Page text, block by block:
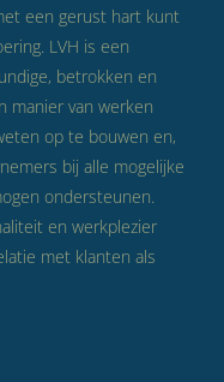
een gerust hart kunt
LVH is een
betrokken en
manier van werken
op te bouwen en,
bij alle mogelijke
ondersteunen.
en werkplezier
met klanten als